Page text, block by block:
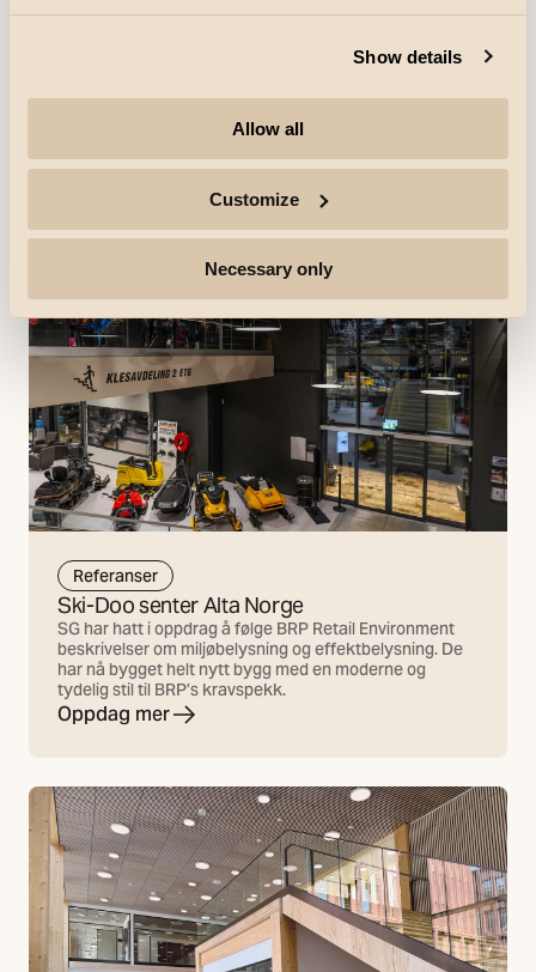
Show details
Allow all
Customize
Necessary only
Referanser
AB Elektro er en elektroentreprenør med tilholdssted
Oppdag mer
Referanser
Ski-Doo senter Alta Norge
SG har hatt i oppdrag å følge BRP Retail Environment
beskrivelser om miljøbelysning og effektbelysning. De
har nå bygget helt nytt bygg med en moderne og
tydelig stil til BRP’s kravspekk.
Oppdag mer